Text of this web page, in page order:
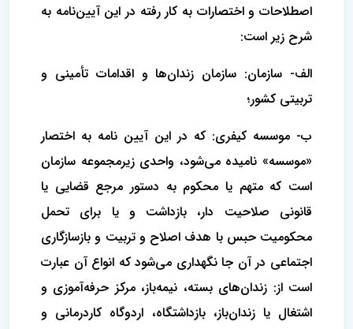
اصطلاحات و اختصارات به کار رفته در این آیین‌نامه به
شرح زیر است:
الف- سازمان: سازمان زندان‌ها و اقدامات تأمینی و
تربیتی کشور؛
ب- موسسه کیفری: که در این آیین نامه به اختصار
«موسسه» نامیده می‌شود، واحدی زیرمجموعه سازمان
است که متهم یا محکوم به دستور مرجع قضایی یا
قانونی صلاحیت دار، بازداشت و یا برای تحمل
محکومیت حبس با هدف اصلاح و تربیت و بازسازگاری
اجتماعی در آن جا نگهداری می‌شود که انواع آن عبارت
است از: زندان‌های بسته، نیمه‌باز، مرکز حرفه‌آموزی و
اشتغال یا زندان‌باز، بازداشتگاه، اردوگاه کاردرمانی و